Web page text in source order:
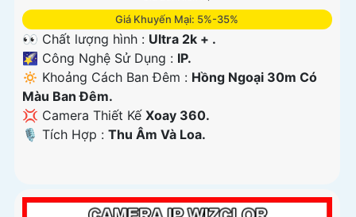
Giá Khuyến Mại: 5%-35%
👀 Chất lượng hình : Ultra 2k + .
🌠 Công Nghệ Sử Dụng : IP.
🔅 Khoảng Cách Ban Đêm : Hồng Ngoại 30m Có
Màu Ban Ðêm.
💢 Camera Thiết Kế Xoay 360.
️🎙 Tích Hợp : Thu Âm Và Loa.